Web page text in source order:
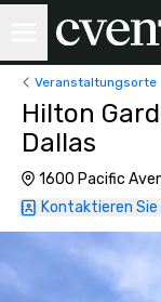
Veranstaltungsorte
Hilton
Dallas
1600 Pacific
Kontaktieren Sie